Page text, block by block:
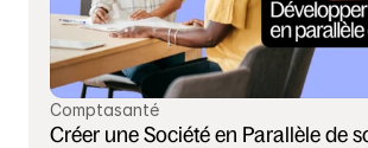
Comptasanté
Créer une Société en Parallèle de